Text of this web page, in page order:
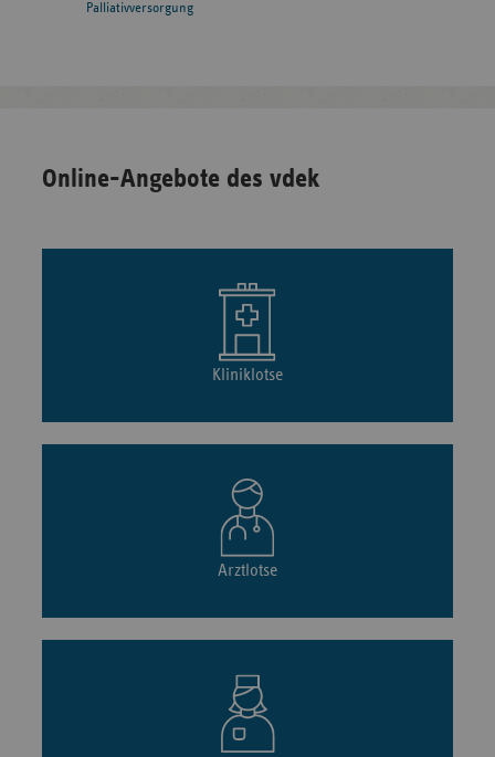
Palliativversorgung
Online-Angebote des vdek
Kliniklotse
Arztlotse